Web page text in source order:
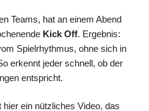
Teams, hat an einem Abend
Kick Off. Ergebnis:
Spielrhythmus, ohne sich in
erkennt jeder schnell, ob der
entspricht.
ein nützliches Video, das